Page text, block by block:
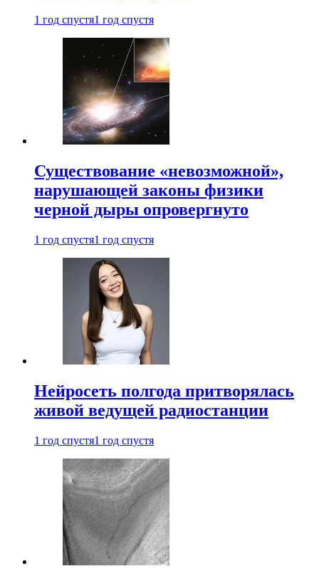
1 год спустя1 год спустя
Существование «невозможной»,
нарушающей законы физики
черной дыры опровергнуто
1 год спустя1 год спустя
Нейросеть полгода притворялась
живой ведущей радиостанции
1 год спустя1 год спустя